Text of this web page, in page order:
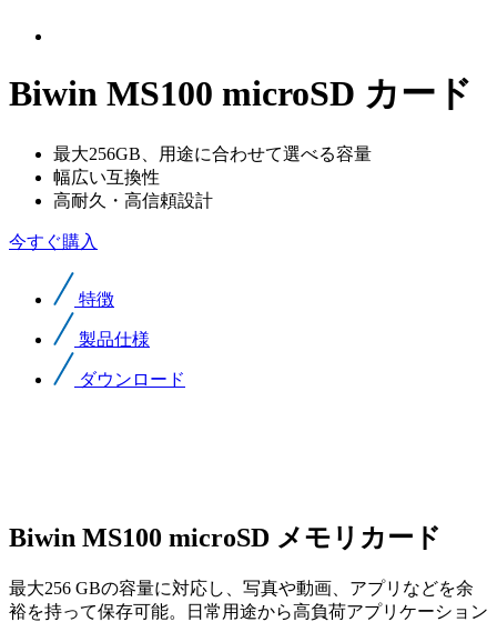
Biwin MS100 microSD カード
最大256GB、用途に合わせて選べる容量
幅広い互換性
高耐久・高信頼設計
今すぐ購入
特徴
製品仕様
ダウンロード
Biwin MS100 microSD メモリカード
最大256 GBの容量に対応し、写真や動画、アプリなどを余
裕を持って保存可能。日常用途から高負荷アプリケーション